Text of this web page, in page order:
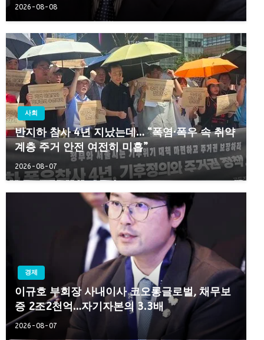
2026-08-08
사회
반지하 참사 4년 지났는데… “폭염·폭우 속 취약
계층 주거 안전 여전히 미흡”
2026-08-07
경제
이규호 부회장 사내이사 코오롱글로벌, 채무보
증 2조2천억…자기자본의 3.3배
2026-08-07